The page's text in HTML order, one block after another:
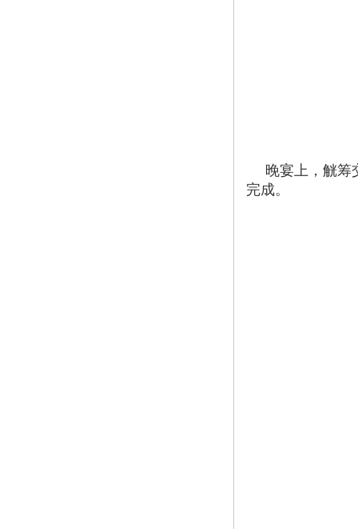
晚宴上，觥筹
完成。